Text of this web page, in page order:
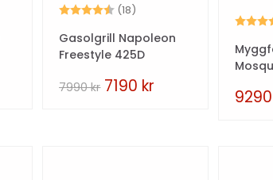
Betyg: (18)
Gasolgrill Napoleon
Freestyle 425D
7990kr 7190 kr
Betyg:
9290